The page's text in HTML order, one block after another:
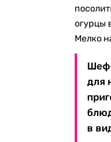
огурцы
Мелко
для
в